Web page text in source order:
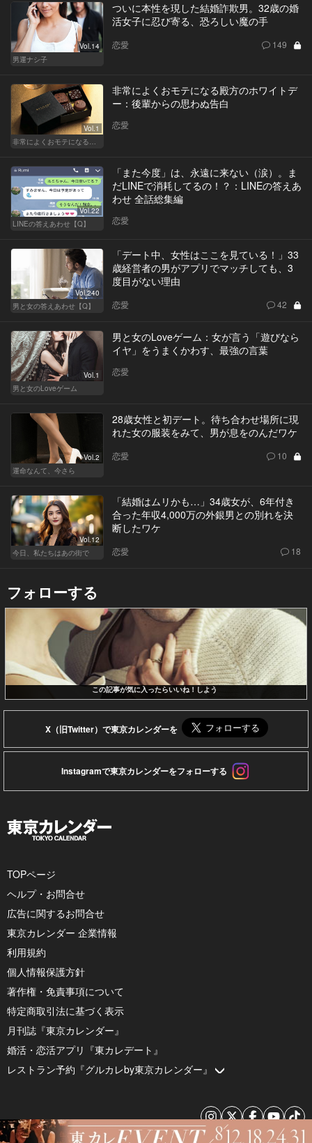
Vol.14
男運ナシ子
ついに本性を現した結婚詐欺男。32歳の婚
活女子に忍び寄る、恐ろしい魔の手
恋愛 149
Vol.1
非常によくおモテになる殿方のホワイトデー
非常によくおモテになる殿方のホワイトデ
ー：後輩からの思わぬ告白
恋愛
Vol.22
LINEの答えあわせ【Q】
「また今度」は、永遠に来ない（涙）。ま
だLINEで消耗してるの！？：LINEの答えあ
わせ 全話総集編
恋愛
Vol.240
男と女の答えあわせ【Q】
「デート中、女性はここを見ている！」33
歳経営者の男がアプリでマッチしても、3
度目がない理由
恋愛 42
Vol.1
男と女のLoveゲーム
男と女のLoveゲーム：女が言う「遊びなら
イヤ」をうまくかわす、最強の言葉
恋愛
Vol.2
運命なんて、今さら
28歳女性と初デート。待ち合わせ場所に現
れた女の服装をみて、男が息をのんだワケ
恋愛 10
Vol.12
今日、私たちはあの街で
「結婚はムリかも…」34歳女が、6年付き
合った年収4,000万の外銀男との別れを決
断したワケ
恋愛 18
フォローする
この記事が気に入ったらいいね！しよう
X（旧Twitter）で東京カレンダーを
Instagramで東京カレンダーをフォローする
TOPページ
ヘルプ・お問合せ
広告に関するお問合せ
東京カレンダー 企業情報
利用規約
個人情報保護方針
著作権・免責事項について
特定商取引法に基づく表示
月刊誌『東京カレンダー』
婚活・恋活アプリ『東カレデート』
レストラン予約『グルカレby東京カレンダー』
© 2026 by Tokyo Calendar, Inc.